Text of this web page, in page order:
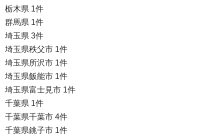
栃木県 1件
群馬県 1件
埼玉県 3件
埼玉県秩父市 1件
埼玉県所沢市 1件
埼玉県飯能市 1件
埼玉県富士見市 1件
千葉県 1件
千葉県千葉市 4件
千葉県銚子市 1件